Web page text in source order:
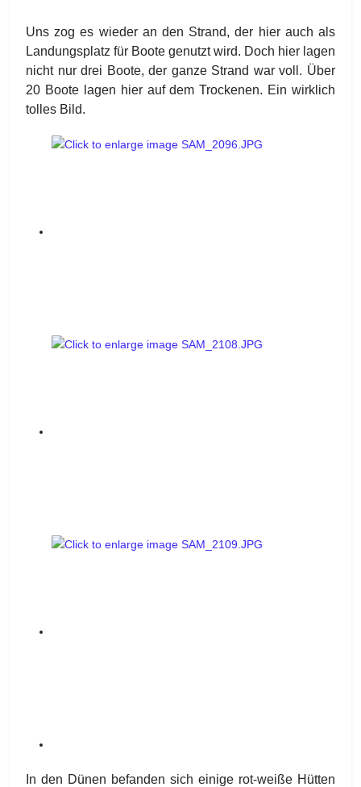
Uns zog es wieder an den Strand, der hier auch als
Landungsplatz für Boote genutzt wird. Doch hier lagen
nicht nur drei Boote, der ganze Strand war voll. Über
20 Boote lagen hier auf dem Trockenen. Ein wirklich
tolles Bild.
In den Dünen befanden sich einige rot-weiße Hütten